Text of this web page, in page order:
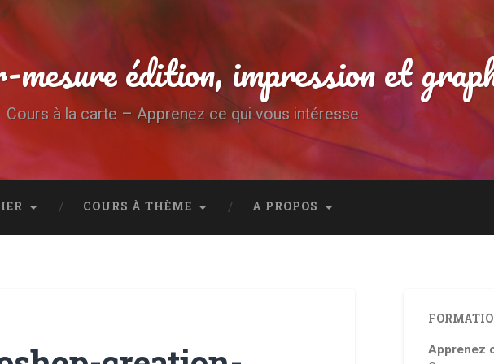
édition, impression et
Cours à la carte – Apprenez ce qui vous intéresse
COURS À THÈME A PROPOS
Apprenez